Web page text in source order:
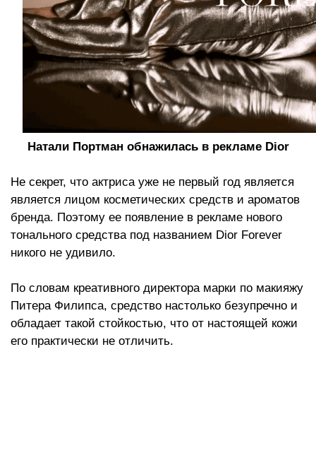
Натали Портман обнажилась в рекламе Dior
Не секрет, что актриса уже не первый год является
является лицом косметических средств и ароматов
бренда. Поэтому ее появление в рекламе нового
тонального средства под названием Dior Forever
никого не удивило.
По словам креативного директора марки по макияжу
Питера Филипса, средство настолько безупречно и
обладает такой стойкостью, что от настоящей кожи
его практически не отличить.